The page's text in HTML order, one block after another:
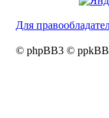
Для
© phpBB3 ©